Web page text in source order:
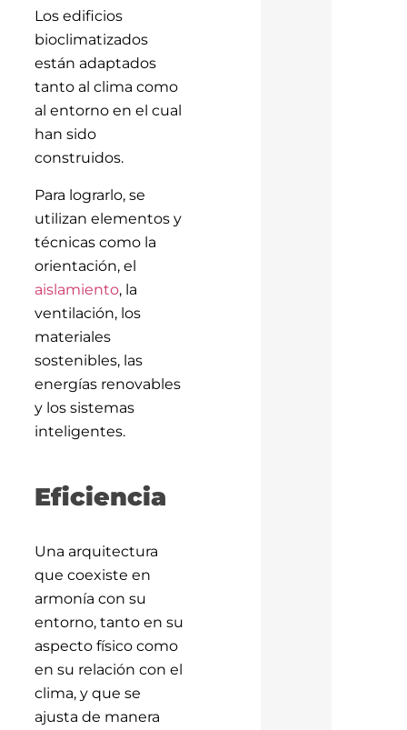
Los edificios
bioclimatizados
están adaptados
tanto al clima como
al entorno en el cual
han sido
construidos.
Para lograrlo, se
utilizan elementos y
técnicas como la
orientación, el
aislamiento, la
ventilación, los
materiales
sostenibles, las
energías renovables
y los sistemas
inteligentes.
Eficiencia
Una arquitectura
que coexiste en
armonía con su
entorno, tanto en su
aspecto físico como
en su relación con el
clima, y que se
ajusta de manera